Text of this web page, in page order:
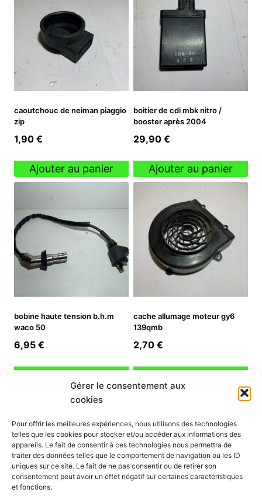
Gérer le consentement aux
cookies
Pour offrir les meilleures expériences, nous utilisons des technologies
telles que les cookies pour stocker et/ou accéder aux informations des
appareils. Le fait de consentir à ces technologies nous permettra de
traiter des données telles que le comportement de navigation ou les ID
uniques sur ce site. Le fait de ne pas consentir ou de retirer son
consentement peut avoir un effet négatif sur certaines caractéristiques
et fonctions.
caoutchouc de neiman piaggio
zip
1,90 €
Ajouter au panier
boitier de cdi mbk nitro /
booster après 2004
29,90 €
Ajouter au panier
bobine haute tension b.h.m
waco 50
6,95 €
cache allumage moteur gy6
139qmb
2,70 €
INFORMATION
Mon compte
Nous contacter
Mode paiement
Nos services